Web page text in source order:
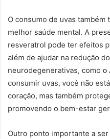
O consumo de uvas também
melhor saúde mental. A
resveratrol pode ter efeitos
além de ajudar na redução
neurodegenerativas, como o
consumir uvas, você não
coração, mas também
promovendo o bem-estar
Outro ponto importante a